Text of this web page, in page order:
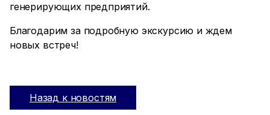
генерирующих предприятий.
Благодарим за подробную экскурсию и ждем
новых встреч!
Назад к новостям